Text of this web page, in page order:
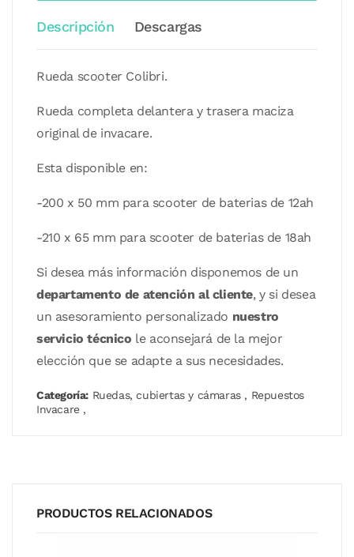
Descripción Descargas
Rueda scooter Colibri.
Rueda completa delantera y trasera maciza
original de invacare.
Esta disponible en:
-200 x 50 mm para scooter de baterias de 12ah
-210 x 65 mm para scooter de baterias de 18ah
Si desea más información disponemos de un
departamento de atención al cliente, y si desea
un asesoramiento personalizado nuestro
servicio técnico le aconsejará de la mejor
elección que se adapte a sus necesidades.
Categoría: Ruedas, cubiertas y cámaras, Repuestos
Invacare,
PRODUCTOS RELACIONADOS